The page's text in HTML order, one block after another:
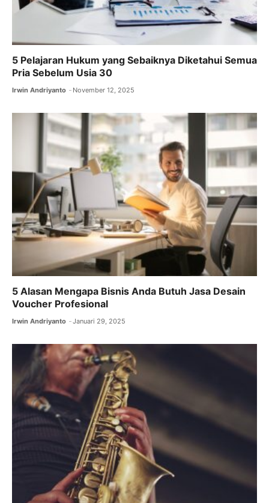
5 Pelajaran Hukum yang Sebaiknya Diketahui Semua
Pria Sebelum Usia 30
Irwin Andriyanto November 12, 2025
5 Alasan Mengapa Bisnis Anda Butuh Jasa Desain
Voucher Profesional
Irwin Andriyanto Januari 29, 2025